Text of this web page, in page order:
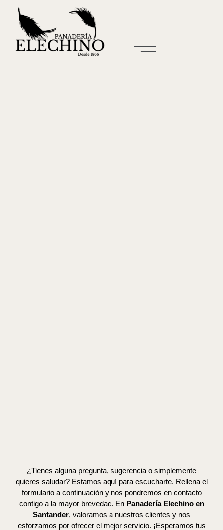
¿Tienes alguna pregunta, sugerencia o simplemente
quieres saludar? Estamos aquí para escucharte. Rellena el
formulario a continuación y nos pondremos en contacto
contigo a la mayor brevedad. En Panadería Elechino en
Santander, valoramos a nuestros clientes y nos
esforzamos por ofrecer el mejor servicio. ¡Esperamos tus